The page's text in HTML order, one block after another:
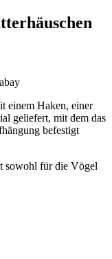
einem Haken, einer
geliefert, mit dem das
befestigt
sowohl für die Vögel